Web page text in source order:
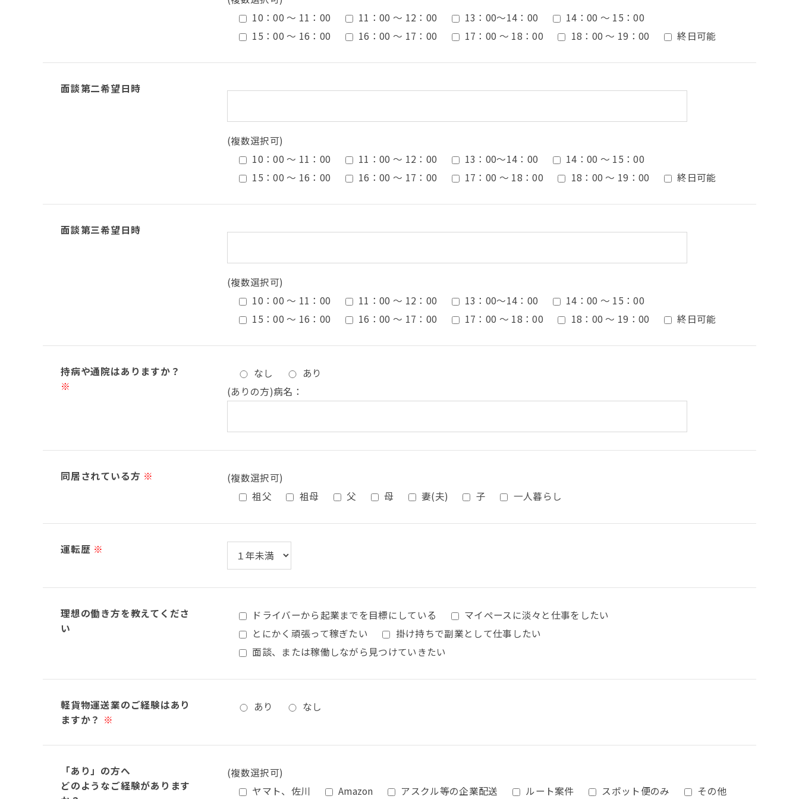
10：00 ～ 11：00
11：00 ～ 12：00 13：00〜14：00
14：00 ～ 15：00
15：00 ～ 16：00
16：00 ～ 17：00 17：00 ～ 18：00 18：00 ～ 19：00 終日可能
面談第二希望日時
(複数選択可)
10：00 ～ 11：00
11：00 ～ 12：00 13：00〜14：00
14：00 ～ 15：00
15：00 ～ 16：00
16：00 ～ 17：00 17：00 ～ 18：00 18：00 ～ 19：00 終日可能
面談第三希望日時
(複数選択可)
10：00 ～ 11：00
11：00 ～ 12：00 13：00〜14：00
14：00 ～ 15：00
15：00 ～ 16：00
16：00 ～ 17：00 17：00 ～ 18：00 18：00 ～ 19：00 終日可能
持病や通院はありますか？
※
なし
あり
(ありの方)病名：
同居されている方 ※
(複数選択可)
祖父
祖母 父 母 妻(夫) 子 一人暮らし
運転歴 ※
理想の働き方を教えてくださ
い
ドライバーから起業までを目標にしている
マイペースに淡々と仕事をしたい
とにかく頑張って稼ぎたい
掛け持ちで副業として仕事したい
面談、または稼働しながら見つけていきたい
軽貨物運送業のご経験はあり
ますか？ ※
あり なし
「あり」の方へ
どのようなご経験があります
(複数選択可)
ヤマト、佐川
Amazon アスクル等の企業配送 ルート案件 スポット便のみ その他